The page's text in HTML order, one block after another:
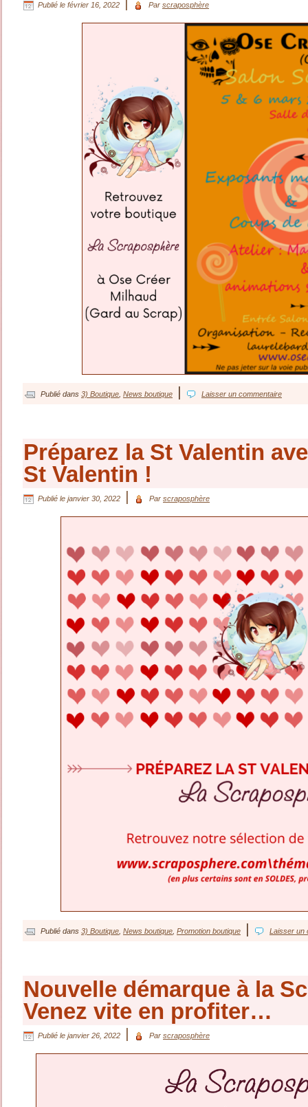
Publié le février 16, 2022 Par scraposphère
Publié dans 3) Boutique News boutique Laisser un commentaire
Préparez la St Valentin
St Valentin !
Publié le janvier 30, 2022 Par scraposphère
Publié dans 3) Boutique News boutique Promotion boutique Laisser un
Nouvelle démarque à la
Venez vite en profiter…
Publié le janvier 26, 2022 Par scraposphère